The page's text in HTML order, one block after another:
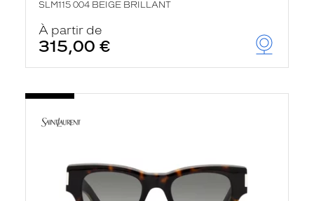
SLM115 004 BEIGE BRILLANT
À partir de
315,00 €